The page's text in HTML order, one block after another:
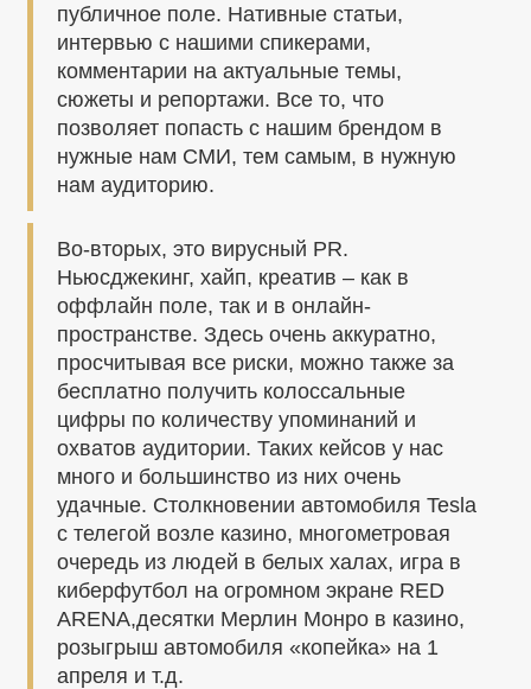
публичное поле. Нативные статьи,
интервью с нашими спикерами,
комментарии на актуальные темы,
сюжеты и репортажи. Все то, что
позволяет попасть с нашим брендом в
нужные нам СМИ, тем самым, в нужную
нам аудиторию.
Во-вторых, это вирусный PR.
Ньюсджекинг, хайп, креатив – как в
оффлайн поле, так и в онлайн-
пространстве. Здесь очень аккуратно,
просчитывая все риски, можно также за
бесплатно получить колоссальные
цифры по количеству упоминаний и
охватов аудитории. Таких кейсов у нас
много и большинство из них очень
удачные. Столкновении автомобиля Tesla
с телегой возле казино, многометровая
очередь из людей в белых халах, игра в
киберфутбол на огромном экране RED
ARENA,десятки Мерлин Монро в казино,
розыгрыш автомобиля «копейка» на 1
апреля и т.д.